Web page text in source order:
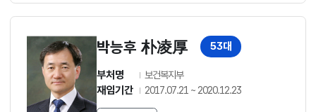
53대
박능후 朴凌厚
부처명 보건복지부
재임기간 2017.07.21 ~ 2020.12.23